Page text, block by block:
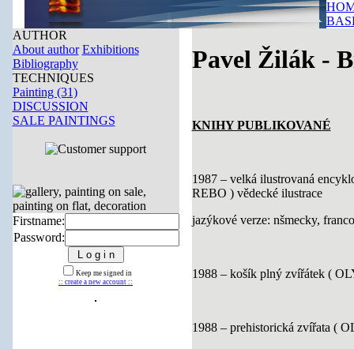
AUTHOR
About author Exhibitions
Bibliography
TECHNIQUES
Painting (31)
DISCUSSION
SALE PAINTINGS
Firstname:
Password:
Keep me signed in
:: create a new account ::
Pavel Žilák -
KNIHY PUBLIKOVANÉ
1987 – velká ilustrovaná
REBO ) vědecké ilustrace
jazýkové verze: nšmecky,
1988 – košík plný zvířátek (
1988 – prehistorická zvířata (